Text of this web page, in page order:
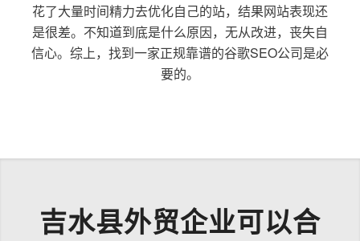
花了大量时间精力去优化自己的站，结果网站表现还
是很差。不知道到底是什么原因，无从改进，丧失自
信心。综上，找到一家正规靠谱的谷歌SEO公司是必
要的。
吉水县外贸企业可以合